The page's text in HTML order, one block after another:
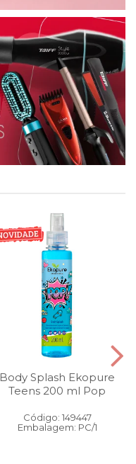
Body Splash Ekopure
Teens 200 ml Pop
Código: 149447
Embalagem: PC/1